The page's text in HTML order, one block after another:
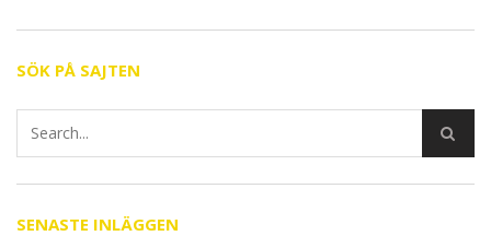
SÖK PÅ SAJTEN
SENASTE INLÄGGEN